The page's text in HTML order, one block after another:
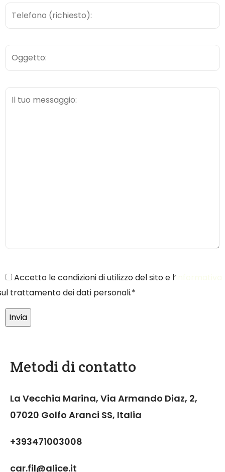
Accetto le condizioni di utilizzo del sito e l’
trattamento dei dati personali.*
Metodi di contatto
La Vecchia Marina, Via Armando Diaz, 2,
07020 Golfo Aranci SS, Italia
+393471003008
car.fil@alice.it